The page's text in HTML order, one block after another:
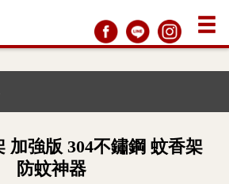
加強版 304不鏽鋼 蚊香架
防蚊神器